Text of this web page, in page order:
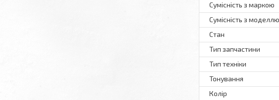
Сумісність з маркою
Сумісність з моделлю
Стан
Тип запчастини
Тип техніки
Тонування
Колір